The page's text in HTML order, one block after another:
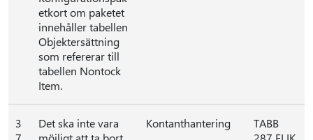
etkort om paketet
innehåller tabellen
Objektersättning
som refererar till
tabellen Nontock
Item.
3
Det ska inte vara
Kontanthantering
TABB